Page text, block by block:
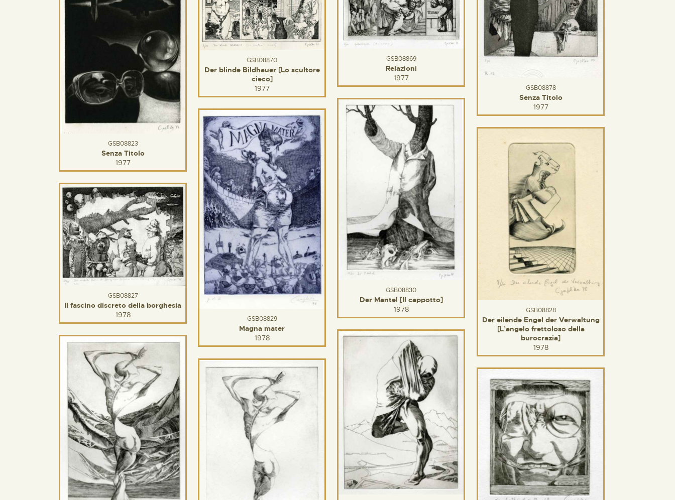
GSB08823
Senza Titolo
1977
GSB08870
Der blinde Bildhauer [Lo scultore
cieco]
1977
GSB08869
Relazioni
1977
GSB08878
Senza Titolo
1977
GSB08830
Der Mantel [Il cappotto]
1978
GSB08829
Magna mater
1978
GSB08828
Der eilende Engel der Verwaltung
[L’angelo frettoloso della
burocrazia]
1978
GSB08827
Il fascino discreto della borghesia
1978